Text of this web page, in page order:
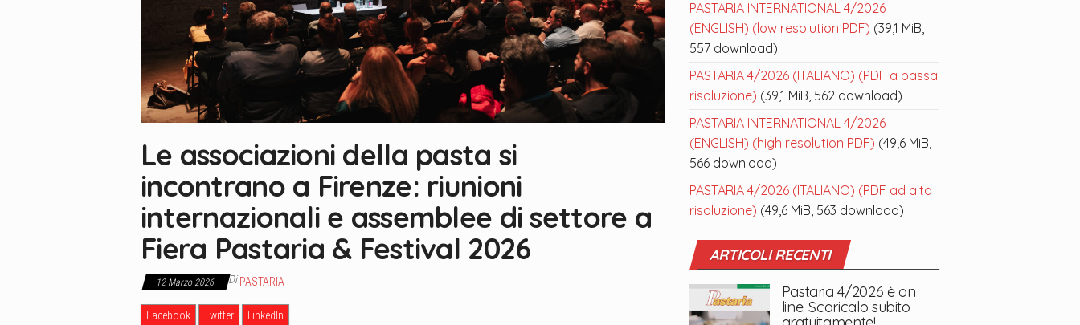
Le associazioni della pasta si
incontrano a Firenze: riunioni
internazionali e assemblee di settore a
Fiera Pastaria & Festival 2026
12 Marzo 2026 Di PASTARIA
Facebook Twitter LinkedIn
PASTARIA INTERNATIONAL 4/2026
(ENGLISH) (low resolution PDF) (39,1 MiB,
557 download)
PASTARIA 4/2026 (ITALIANO) (PDF a bassa
risoluzione) (39,1 MiB, 562 download)
PASTARIA INTERNATIONAL 4/2026
(ENGLISH) (high resolution PDF) (49,6 MiB,
566 download)
PASTARIA 4/2026 (ITALIANO) (PDF ad alta
risoluzione) (49,6 MiB, 563 download)
ARTICOLI RECENTI
Pastaria 4/2026 è on
line. Scaricalo subito